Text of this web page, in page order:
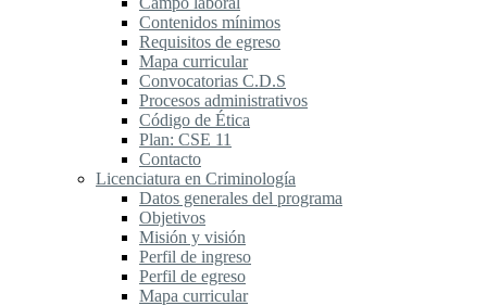
Contenidos mínimos
Requisitos de egreso
Mapa curricular
Convocatorias C.D.S
Procesos administrativos
Código de Ética
Plan: CSE 11
Contacto
Licenciatura en Criminología
Datos generales del programa
Objetivos
Misión y visión
Perfil de ingreso
Perfil de egreso
Mapa curricular